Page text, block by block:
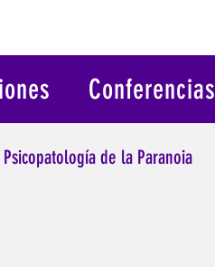
Psicopatología de la Paranoia
Conferencias